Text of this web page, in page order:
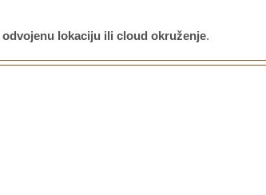
odvojenu lokaciju ili cloud okruženje.